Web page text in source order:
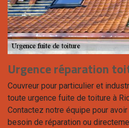
Urgence réparation
Couvreur pour particulier et
toute urgence fuite de toiture à
Contactez notre équipe pour
besoin de réparation ou